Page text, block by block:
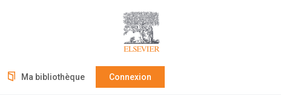
Ma bibliothèque Connexion